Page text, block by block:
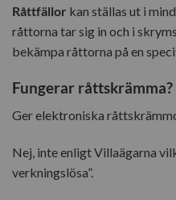
Råttfällor kan ställas ut i
råttorna tar sig in och i
bekämpa råttorna på en
Fungerar råttskrämma?
Ger elektroniska
Nej, inte enligt Villaägarna
verkningslösa”.